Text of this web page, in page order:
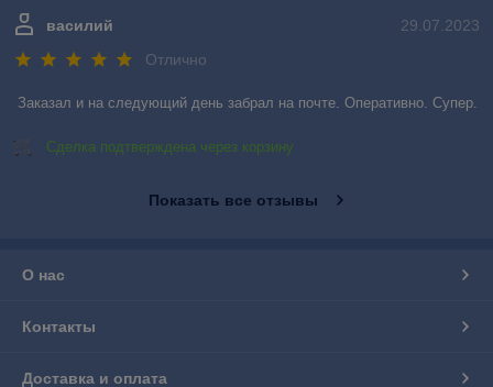
29.07.2023
василий
Отлично
Заказал и на следующий день забрал на почте. Оперативно. Супер.
Сделка подтверждена через корзину
Показать все отзывы
О нас
Контакты
Доставка и оплата